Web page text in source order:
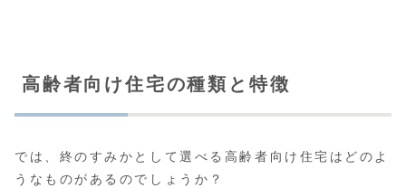
高齢者向け住宅の種類と特徴
では、終のすみかとして選べる高齢者向け住宅はどのよ
うなものがあるのでしょうか？